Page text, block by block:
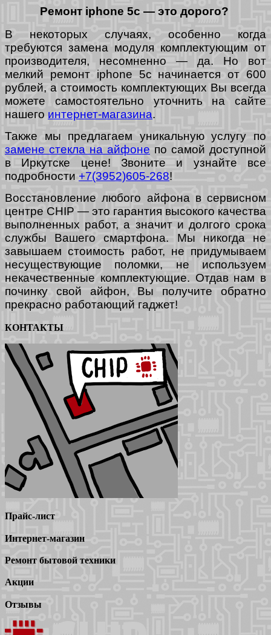
Ремонт iphone 5c — это дорого?
В некоторых случаях, особенно когда
требуются замена модуля комплектующим от
производителя, несомненно — да. Но вот
мелкий ремонт iphone 5c начинается от 600
рублей, а стоимость комплектующих Вы всегда
можете самостоятельно уточнить на сайте
нашего интернет-магазина.
Также мы предлагаем уникальную услугу по
замене стекла на айфоне по самой доступной
в Иркутске цене! Звоните и узнайте все
подробности +7(3952)605-268!
Восстановление любого айфона в сервисном
центре CHIP — это гарантия высокого качества
выполненных работ, а значит и долгого срока
службы Вашего смартфона. Мы никогда не
завышаем стоимость работ, не придумываем
несуществующие поломки, не используем
некачественные комплектующие. Отдав нам в
починку свой айфон, Вы получите обратно
прекрасно работающий гаджет!
КОНТАКТЫ
Прайс-лист
Интернет-магазин
Ремонт бытовой техники
Акции
Отзывы